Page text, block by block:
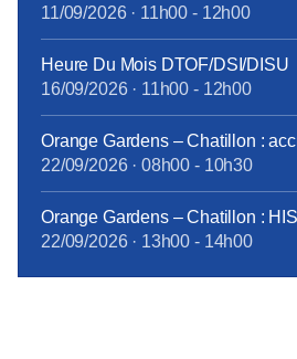
traitement touche à sa fin, grâce
CFE-CGC Orange : à compter
tous les personnels bénéficieront
garanties.
11/09/2026· 11h00 - 12h00
Heure Du Mois DTOF/DSI/DISU
16/09/2026· 11h00 - 12h00
Orange Gardens – Chatillon :
22/09/2026· 08h00 - 10h30
Orange Gardens – Chatillon :
22/09/2026· 13h00 - 14h00